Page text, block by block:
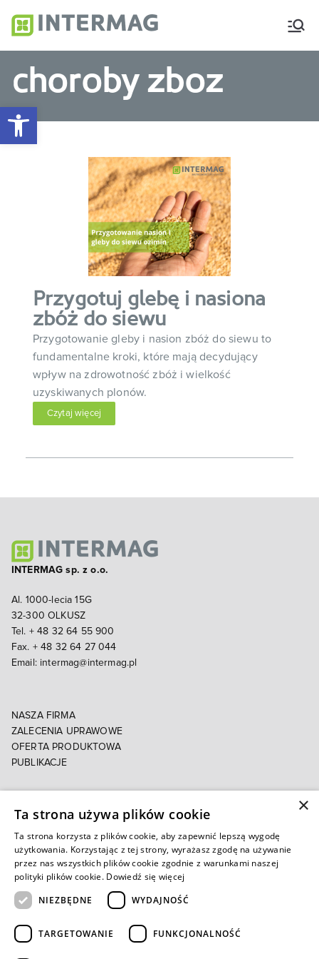
Otwórz pasek narzędzi
dolistnych i biostymulatorów
choroby zboz
Przygotuj glebę i nasiona
zbóż do siewu
Przygotowanie gleby i nasion zbóż do siewu to
fundamentalne kroki, które mają decydujący
wpływ na zdrowotność zbóż i wielkość
uzyskiwanych plonów.
Czytaj więcej
INTERMAG sp. z o.o.
Al. 1000-lecia 15G
32-300 OLKUSZ
Tel. + 48 32 64 55 900
Fax. + 48 32 64 27 044
Email: intermag@intermag.pl
NASZA FIRMA
ZALECENIA UPRAWOWE
OFERTA PRODUKTOWA
PUBLIKACJE
POLITYKA COOKIES
E-FAKTURA
Autoryzowany e-sklep
×
Ta strona używa plików cookie
Ta strona korzysta z plików cookie, aby zapewnić lepszą wygodę
użytkowania. Korzystając z tej strony, wyrażasz zgodę na używanie
przez nas wszystkich plików cookie zgodnie z warunkami naszej
polityki plików cookie. Dowiedź się więcej
NIEZBĘDNE
WYDAJNOŚĆ
TARGETOWANIE FUNKCJONALNOŚĆ